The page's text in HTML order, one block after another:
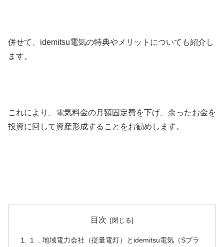
併せて、idemitsu電気の特典やメリットについても紹介し
ます。
これにより、電気料金の月額固定費を下げ、余ったお金を
投資に回して資産形成することをお勧めします。
目次
１．地域電力会社（従量電灯）とidemitsu電気（Sプラ